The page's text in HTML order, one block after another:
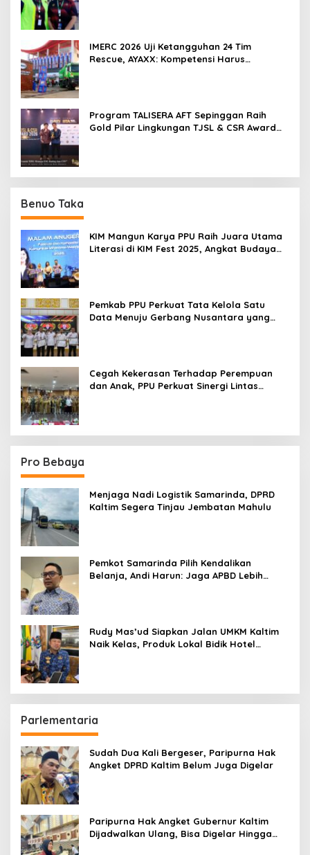
IMERC 2026 Uji Ketangguhan 24 Tim
Rescue, AYAXX: Kompetensi Harus
Program TALISERA AFT Sepinggan Raih
Gold Pilar Lingkungan TJSL & CSR Award
Benuo Taka
KIM Mangun Karya PPU Raih Juara Utama
Literasi di KIM Fest 2025, Angkat Budaya
Pemkab PPU Perkuat Tata Kelola Satu
Data Menuju Gerbang Nusantara yang
Cegah Kekerasan Terhadap Perempuan
dan Anak, PPU Perkuat Sinergi Lintas
Pro Bebaya
Menjaga Nadi Logistik Samarinda, DPRD
Kaltim Segera Tinjau Jembatan Mahulu
Pemkot Samarinda Pilih Kendalikan
Belanja, Andi Harun: Jaga APBD Lebih
Rudy Mas’ud Siapkan Jalan UMKM Kaltim
Naik Kelas, Produk Lokal Bidik Hotel
Parlementaria
Sudah Dua Kali Bergeser, Paripurna Hak
Angket DPRD Kaltim Belum Juga Digelar
Paripurna Hak Angket Gubernur Kaltim
Dijadwalkan Ulang, Bisa Digelar Hingga